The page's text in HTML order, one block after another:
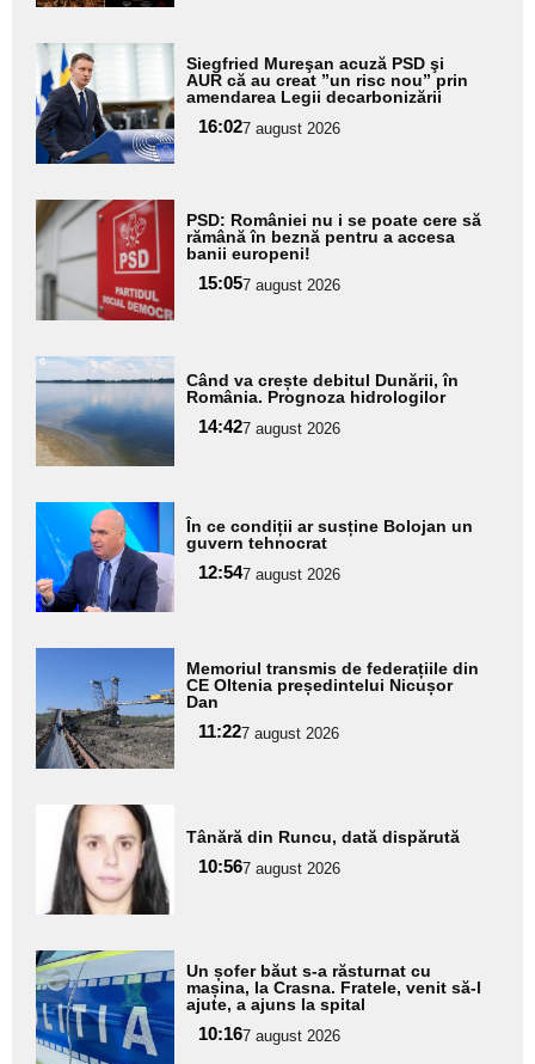
Adaugă
aici textul
pentru
subtitlu
Siegfried Mureşan acuză PSD şi
AUR că au creat ”un risc nou” prin
amendarea Legii decarbonizării
16:027 august 2026
Adaugă
aici textul
pentru
subtitlu
PSD: României nu i se poate cere să
rămână în beznă pentru a accesa
banii europeni!
15:057 august 2026
Adaugă
aici textul
pentru
subtitlu
Când va crește debitul Dunării, în
România. Prognoza hidrologilor
14:427 august 2026
Adaugă
aici textul
pentru
subtitlu
În ce condiții ar susține Bolojan un
guvern tehnocrat
12:547 august 2026
aici textul
pentru
subtitlu
Memoriul transmis de federațiile din
CE Oltenia președintelui Nicușor
Dan
11:227 august 2026
Adaugă
aici textul
pentru
subtitlu
Tânără din Runcu, dată dispărută
10:567 august 2026
Adaugă
aici textul
pentru
subtitlu
Un șofer băut s-a răsturnat cu
mașina, la Crasna. Fratele, venit să-l
ajute, a ajuns la spital
10:167 august 2026